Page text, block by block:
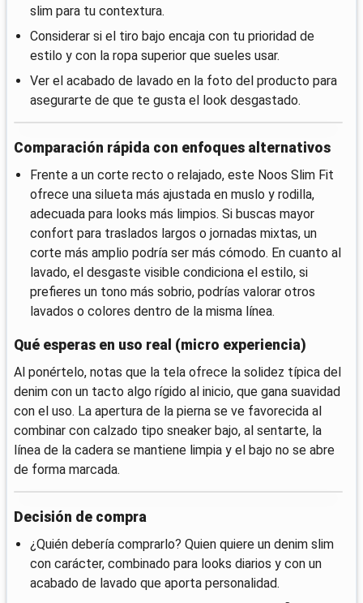
slim para tu contextura.
Considerar si el tiro bajo encaja con tu prioridad de
estilo y con la ropa superior que sueles usar.
Ver el acabado de lavado en la foto del producto para
asegurarte de que te gusta el look desgastado.
Comparación rápida con enfoques alternativos
Frente a un corte recto o relajado, este Noos Slim Fit
ofrece una silueta más ajustada en muslo y rodilla,
adecuada para looks más limpios. Si buscas mayor
confort para traslados largos o jornadas mixtas, un
corte más amplio podría ser más cómodo. En cuanto al
lavado, el desgaste visible condiciona el estilo, si
prefieres un tono más sobrio, podrías valorar otros
lavados o colores dentro de la misma línea.
Qué esperas en uso real (micro experiencia)
Al ponértelo, notas que la tela ofrece la solidez típica del
denim con un tacto algo rígido al inicio, que gana suavidad
con el uso. La apertura de la pierna se ve favorecida al
combinar con calzado tipo sneaker bajo, al sentarte, la
línea de la cadera se mantiene limpia y el bajo no se abre
de forma marcada.
Decisión de compra
¿Quién debería comprarlo? Quien quiere un denim slim
con carácter, combinado para looks diarios y con un
acabado de lavado que aporta personalidad.